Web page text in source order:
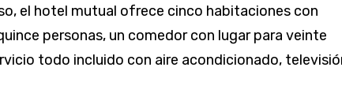
el hotel mutual ofrece cinco habitaciones con
personas, un comedor con lugar para veinte
todo incluido con aire acondicionado,